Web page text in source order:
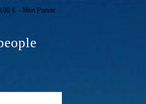
€ - Mon Panier